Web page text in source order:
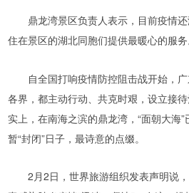
鼎龙湾景区负责人表示，目前疫情
住在景区的湖北同胞们提供最暖心的服务
自全国打响疫情防控阻击战开始，
各界，都主动行动、共克时艰，设立接
实上，在南海之滨的鼎龙湾，“面朝大海
暂“封闭”日子，最诗意的点缀。
2月2日，世界旅游组织发表声明说